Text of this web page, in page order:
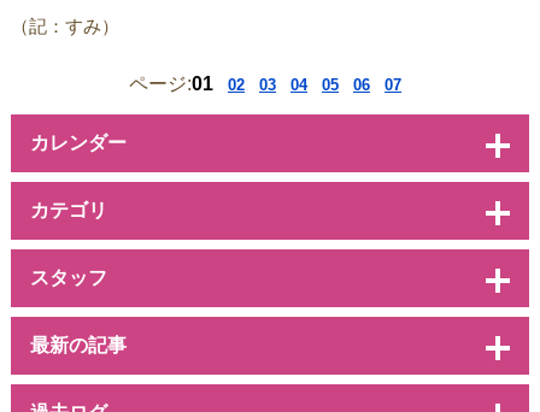
（記：すみ）
ページ:01 02 03 04 05 06 07
カレンダー
カテゴリ
スタッフ
最新の記事